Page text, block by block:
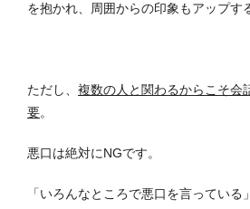
を抱かれ、周囲からの印象もアップす
ただし、 複数の人と関わるからこそ会
要。
悪口は絶対にNGです。
「いろんなところで悪口を言っている